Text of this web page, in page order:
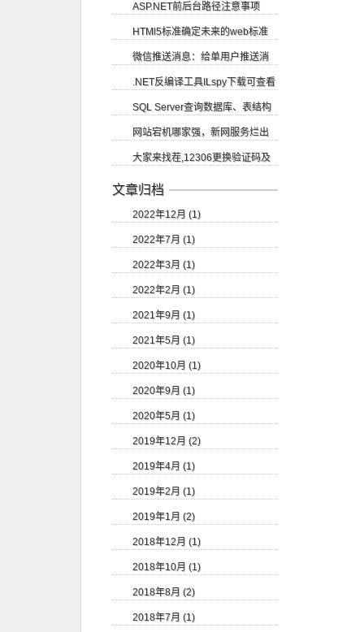
码
ASP.NET前后台路径注意事项
HTMl5标准确定未来的web标准
微信推送消息：给单用户推送消
息
.NET反编译工具ILspy下载可查看
源码
SQL Server查询数据库、表结构
等
网站宕机哪家强，新网服务烂出
翔
大家来找茬,12306更换验证码及
验证码的识别
文章归档
2022年12月 (1)
2022年7月 (1)
2022年3月 (1)
2022年2月 (1)
2021年9月 (1)
2021年5月 (1)
2020年10月 (1)
2020年9月 (1)
2020年5月 (1)
2019年12月 (2)
2019年4月 (1)
2019年2月 (1)
2019年1月 (2)
2018年12月 (1)
2018年10月 (1)
2018年8月 (2)
2018年7月 (1)